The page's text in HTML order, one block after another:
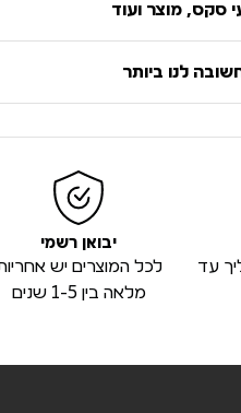
סקס, מוצר ועוד
לנו ביותר
עד
יבואן רשמי
לכל המוצרים יש
מלאה בין 1-5 שנים